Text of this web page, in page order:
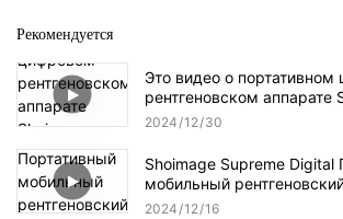
Рекомендуется
Это видео о
рентгеновском аппарате
Modeo SHO-PXU.
2024 12 30
Shoimage Supreme Digital
мобильный
SHO-PXS01
2024 12 16